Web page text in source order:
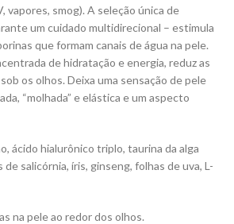
vapores, smog). A seleção única de
um cuidado multidirecional – estimula
que formam canais de água na pele.
de hidratação e energia, reduz as
os olhos. Deixa uma sensação de pele
“molhada” e elástica e um aspecto
ácido hialurônico triplo, taurina da alga
de salicórnia, íris, ginseng, folhas de uva, L-
na pele ao redor dos olhos.